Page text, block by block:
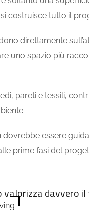
costruisce tutto il
direttamente
uno spazio più
pareti e tessili,
essere
prime fasi del
davvero